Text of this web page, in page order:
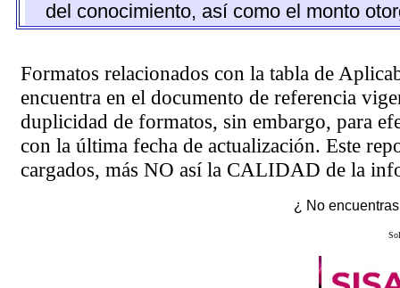
del conocimiento, así como el monto
Formatos relacionados con la tabla de
encuentra en el documento de referencia
duplicidad de formatos, sin embargo, para
con la última fecha de actualización. Este
cargados, más NO así la CALIDAD de la
¿ No